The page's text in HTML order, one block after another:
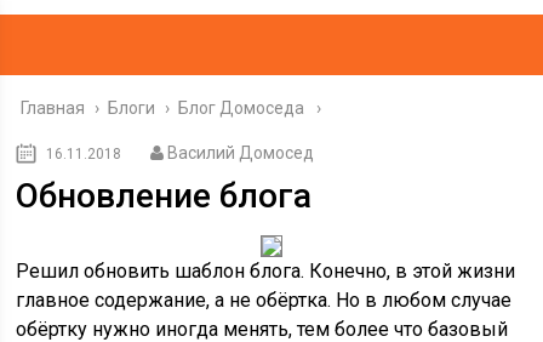
Главная › Блоги › Блог Домоседа
16.11.2018 Василий Домосед
Обновление блога
Решил обновить шаблон блога. Конечно, в этой жизни
главное содержание, а не обёртка. Но в любом случае
обёртку нужно иногда менять, тем более что базовый